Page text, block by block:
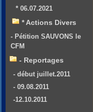
* 06.07.2021
* Actions Divers
- Pétition SAUVONS le
CFM
- Reportages
- début juillet.2011
- 09.08.2011
-12.10.2011